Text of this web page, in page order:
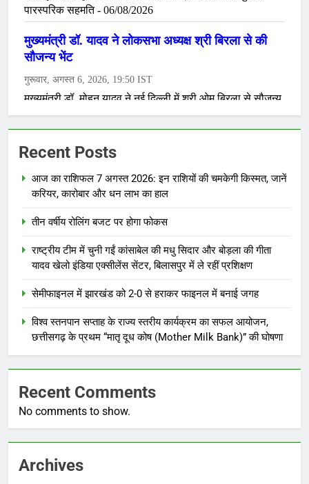
Recent Posts
आज का राशिफल 7 अगस्त 2026: इन राशियों की चमकेगी किस्मत, जानें
करियर, कारोबार और धन लाभ का हाल
तीन वर्षीय रोलिंग बजट पर होगा फोकस
राष्ट्रीय टीम में चुनी गईं कांसाबेल की मधु सिदार और बोड़ला की गीता
यादव खेलो इंडिया एक्सीलेंस सेंटर, बिलासपुर में ले रहीं प्रशिक्षण
सेमीफाइनल में झारखंड को 2-0 से हराकर फाइनल में बनाई जगह
विश्व स्तनपान सप्ताह के राज्य स्तरीय कार्यक्रम का सफल आयोजन,
छत्तीसगढ़ के प्रथम “मातृ दूध कोष (Mother Milk Bank)” की घोषणा
Recent Comments
No comments to show.
Archives